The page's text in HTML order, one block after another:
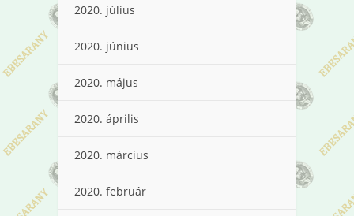
2020. július
2020. június
2020. május
2020. április
2020. március
2020. február